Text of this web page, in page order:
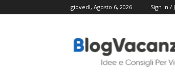
giovedì, Agosto 6, 2026 Sign in /